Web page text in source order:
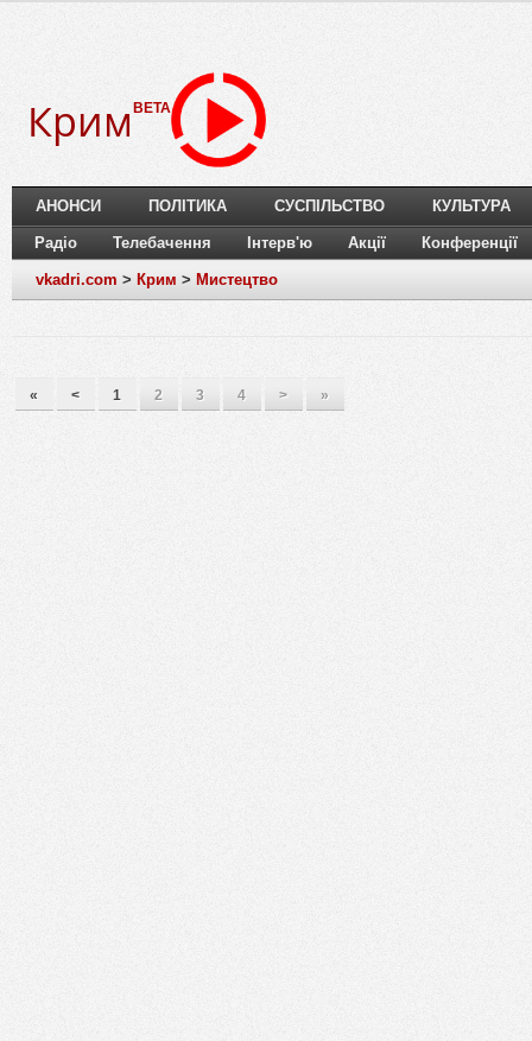
Крим BETA
АНОНСИ ПОЛІТИКА СУСПІЛЬСТВО КУЛЬТУРА
Радіо Телебачення Інтерв'ю Акції Конференції
vkadri.com > Крим > Мистецтво
« < 1 2 3 4 > »